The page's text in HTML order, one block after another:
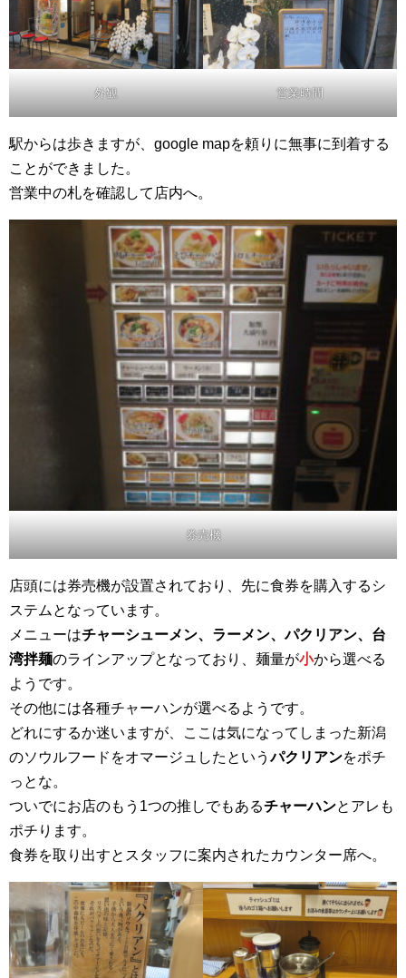
外観 営業時間
駅からは歩きますが、google mapを頼りに無事に到着する
ことができました。
営業中の札を確認して店内へ。
券売機
店頭には券売機が設置されており、先に食券を購入するシ
ステムとなっています。
メニューはチャーシューメン、ラーメン、パクリアン、台
湾拌麺のラインアップとなっており、麺量が小から選べる
ようです。
その他には各種チャーハンが選べるようです。
どれにするか迷いますが、ここは気になってしまった新潟
のソウルフードをオマージュしたというパクリアンをポチ
っとな。
ついでにお店のもう1つの推しでもあるチャーハンとアレも
ポチります。
食券を取り出すとスタッフに案内されたカウンター席へ。